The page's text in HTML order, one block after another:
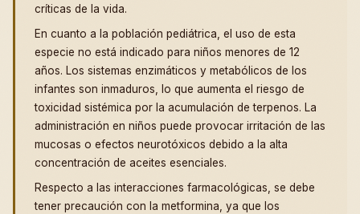
críticas de la vida.
En cuanto a la población pediátrica, el uso de esta
especie no está indicado para niños menores de 12
años. Los sistemas enzimáticos y metabólicos de los
infantes son inmaduros, lo que aumenta el riesgo de
toxicidad sistémica por la acumulación de terpenos. La
administración en niños puede provocar irritación de las
mucosas o efectos neurotóxicos debido a la alta
concentración de aceites esenciales.
Respecto a las interacciones farmacológicas, se debe
tener precaución con la metformina, ya que los